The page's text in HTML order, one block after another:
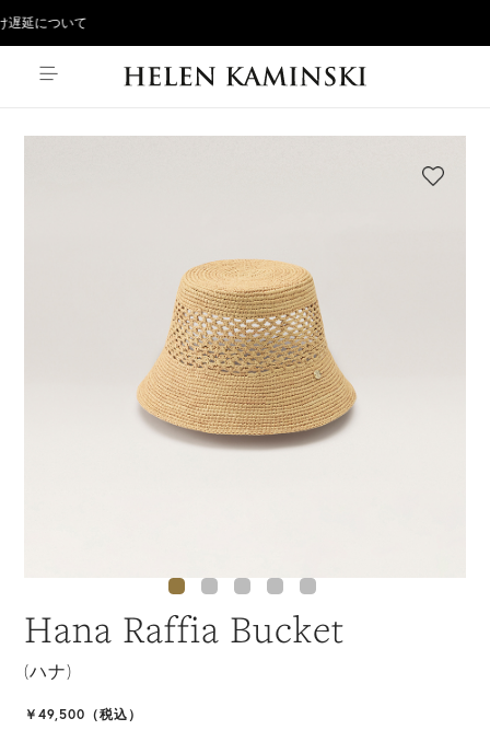
延について
Hana Raffia Bucket
(ハナ)
￥49,500（税込）